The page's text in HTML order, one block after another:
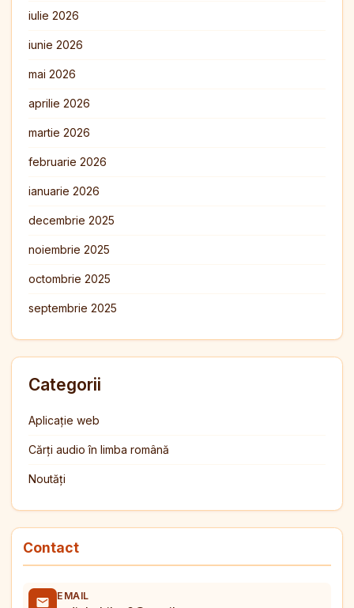
iulie 2026
iunie 2026
mai 2026
aprilie 2026
martie 2026
februarie 2026
ianuarie 2026
decembrie 2025
noiembrie 2025
octombrie 2025
septembrie 2025
Categorii
Aplicație web
Cărți audio în limba română
Noutăți
Contact
EMAIL